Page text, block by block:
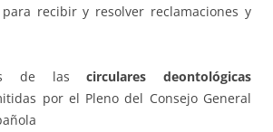
recibir y resolver reclamaciones y
de lascirculares deontológicas
por el Pleno del Consejo General